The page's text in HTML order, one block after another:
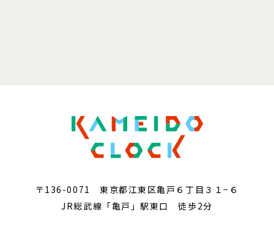
〒136-0071 東京都江東区亀戸６丁目３１−６
JR総武線「亀戸」駅東口 徒歩2分